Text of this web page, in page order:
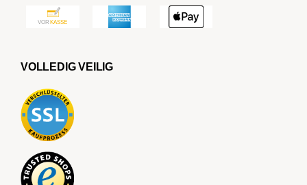
VOLLEDIG VEILIG